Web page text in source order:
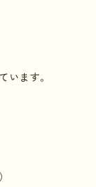
います。